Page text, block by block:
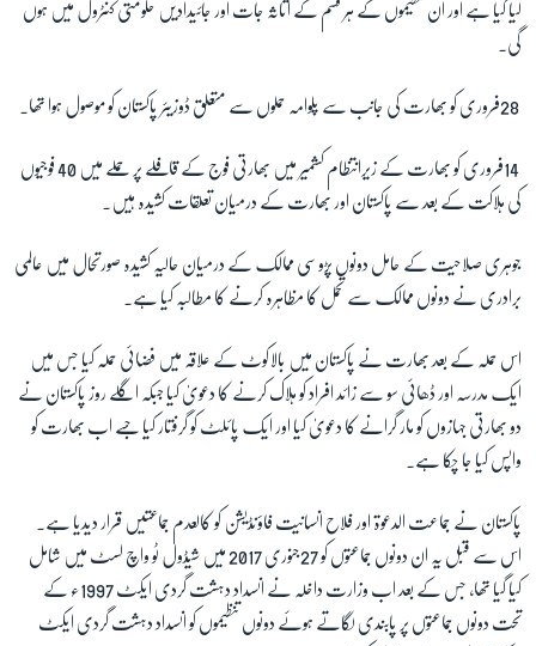
لیا گیا ہے اور ان تنظیموں کے ہر قسم کے اثاثہ جات اور جائیدادیں حکومتی کنٹرول میں ہوں
گی۔
28فروری کو بھارت کی جانب سے پلوامہ حملوں سے متعلق ڈوزیئر پاکستان کو موصول ہوا تھا۔
14
فروری کو بھارت کے زیرانتظام کشمیر میں بھارتی فوج کے قافلے پر حملے میں 40 فوجیوں
کی ہلاکت کے بعد سے پاکستان اور بھارت کے درمیان تعلقات کشیدہ ہیں۔
جوہری صلاحیت کے حامل دونوں پڑوسی ممالک کے درمیان حالیہ کشیدہ صورتحال میں عالمی
برادری نے دونوں ممالک سے تحمل کا مظاہرہ کرنے کا مطالبہ کیا ہے۔
اس حملہ کے بعد بھارت نے پاکستان میں بالاکوٹ کے علاقہ میں فضائی حملہ کیا جس میں
ایک مدرسہ اور ڈھائی سو سے زائد افراد کو ہلاک کرنے کا دعویٰ کیا جبکہ اگلے روز پاکستان نے
دو بھارتی جہازوں کو مار گرانے کا دعویٰ کیا اور ایک پائلٹ کو گرفتار کیا جسے اب بھارت کو
واپس کیا جا چکا ہے۔
پاکستان نے جماعت الدعوۃ اور فلاح انسانیت فاؤنڈیشن کو کالعدم جماعتیں قرار دیدیا ہے۔
اس سے قبل یہ ان دونوں جماعتوں کو 27جنوری 2017 میں شیڈول ٹو واچ لسٹ میں شامل
کیا گیا تھا، جس کے بعد اب وزارت داخلہ نے انسداد دہشت گردی ایکٹ 1997ء کے
تحت دونوں جماعتوں پر پابندی لگاتے ہوئے دونوں تنظیموں کو انسداد دہشت گردی ایکٹ